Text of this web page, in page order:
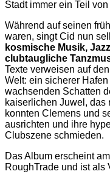
Stadt immer ein Teil
Während auf seinen
waren, singt Cid nun
kosmische Musik,
clubtaugliche
Texte verweisen auf
Welt: ein sicherer
wachsenden Schatten
kaiserlichen Juwel, das
konnten Clemens und
ausrichten und ihre
Clubszene schmieden.
Das Album erscheint am
RoughTrade und ist als